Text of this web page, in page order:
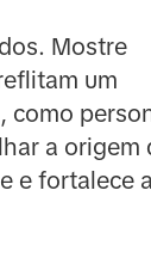
Mostre
um
como
a origem
e fortalece a